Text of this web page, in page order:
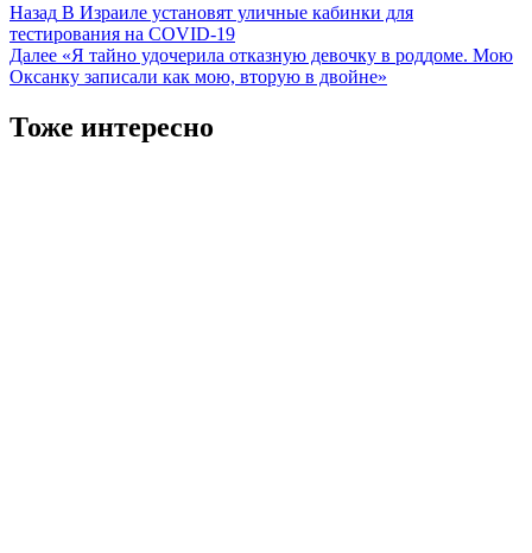
Навигация
записи
Назад В Израиле установят уличные кабинки для
тестирования на COVID-19
Далее «Я тайно удочерила отказную девочку в роддоме. Мою
Оксанку записали как мою, вторую в двойне»
Тоже интересно